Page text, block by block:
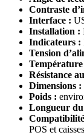
Contraste
Interface :
Installation :
Indicateurs :
Tension
Résistance
Dimensions :
Poids :
Longueur du
POS et